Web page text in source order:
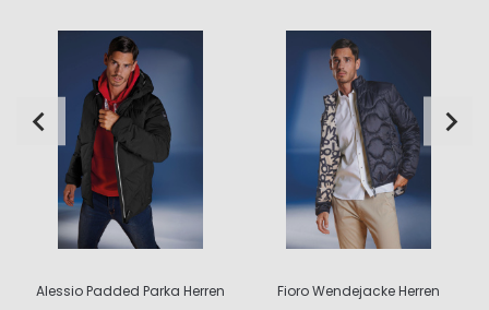
Alessio Padded Parka Herren Fioro Wendejacke Herren